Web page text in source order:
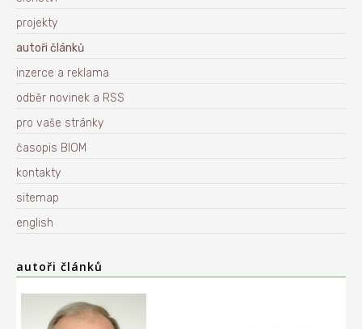
projekty
autoři článků
inzerce a reklama
odběr novinek a RSS
pro vaše stránky
časopis BIOM
kontakty
sitemap
english
autoři článků